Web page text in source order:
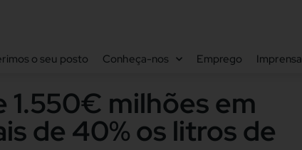
o seu posto Conheça-nos Emprego Imprensa
1.550€ milhões em
de 40% os litros de